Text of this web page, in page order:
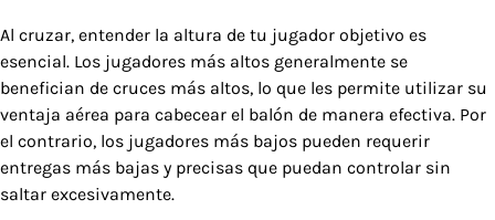
Al cruzar, entender la altura de tu jugador objetivo es
esencial. Los jugadores más altos generalmente se
benefician de cruces más altos, lo que les permite utilizar su
ventaja aérea para cabecear el balón de manera efectiva. Por
el contrario, los jugadores más bajos pueden requerir
entregas más bajas y precisas que puedan controlar sin
saltar excesivamente.